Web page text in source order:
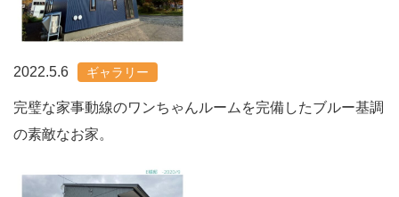
2022.5.6 ギャラリー
完璧な家事動線のワンちゃんルームを完備したブルー基調
の素敵なお家。